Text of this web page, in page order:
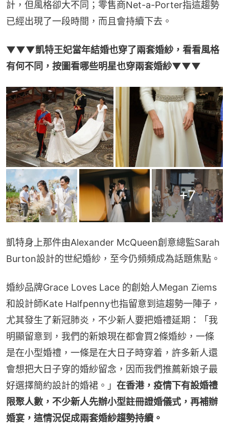
計，但風格卻大不同；零售商Net-a-Porter指這趨勢
已經出現了一段時間，而且會持續下去。
▼▼▼凱特王妃當年結婚也穿了兩套婚紗，看看風格
有何不同，按圖看哪些明星也穿兩套婚紗▼▼▼
+7
凱特身上那件由Alexander McQueen創意總監Sarah
Burton設計的世紀婚紗，至今仍頻頻成為話題焦點。
婚紗品牌Grace Loves Lace 的創始人Megan Ziems
和設計師Kate Halfpenny也指留意到這趨勢一陣子，
尤其發生了新冠肺炎，不少新人要把婚禮延期：「我
明顯留意到，我們的新娘現在都會買2條婚紗，一條
是在小型婚禮，一條是在大日子時穿着，許多新人還
會想把大日子穿的婚紗留念，因而我們推薦新娘子最
好選擇簡約設計的婚裙。」 在香港，疫情下有設婚禮
限聚人數，不少新人先辦小型註冊證婚儀式，再補辦
婚宴，這情況促成兩套婚紗趨勢持續。